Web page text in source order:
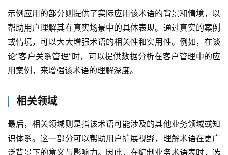
示例应用的部分则提供了实际应用该术语的背景和情境，以
帮助用户理解其在真实场景中的具体表现。通过真实的案例
或情境，可以大大增强术语的相关性和实用性。例如，在谈
论“客户关系管理”时，可以提供数据分析在客户管理中的应
用案例，来增强该术语的理解深度。
相关领域
最后，相关领域则是指该术语可能涉及的其他业务领域或知
识体系。这一部分可以帮助用户扩展视野，理解术语在更广
泛背景下的意义与影响力。因此，在编制业务术语表时，选